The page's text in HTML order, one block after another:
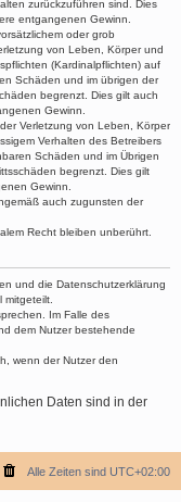
zurückzuführen sind. Dies
entgangenen Gewinn.
oder grob
von Leben, Körper und
(Kardinalpflichten) auf
Schäden und im übrigen der
begrenzt. Dies gilt auch
Gewinn.
Verletzung von Leben, Körper
Verhalten des Betreibers
Schäden und im Übrigen
begrenzt. Dies gilt
Gewinn.
auch zugunsten der
Recht bleiben unberührt.
und die Datenschutzerklärung
Im Falle des
dem Nutzer bestehende
wenn der Nutzer den
Daten sind in der
Alle Zeiten sind UTC+02:00